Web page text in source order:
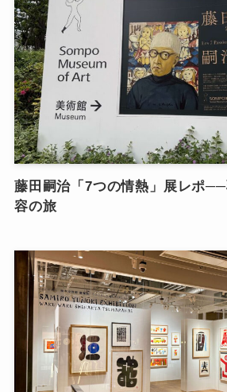
藤田嗣治「7つの情熱」展レポ
容の旅